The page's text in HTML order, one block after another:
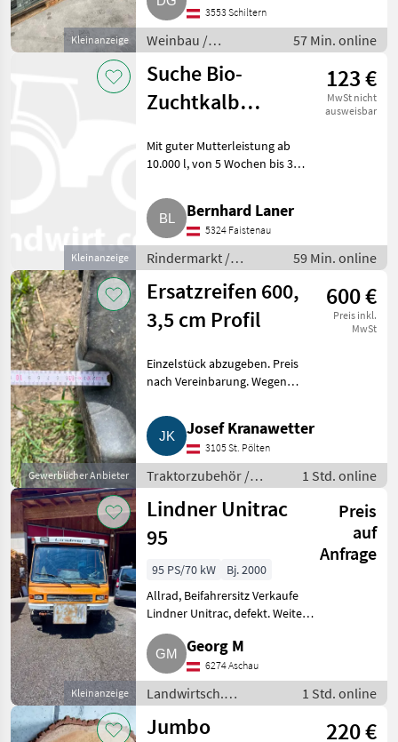
Kleinanzeige
3553 Schiltern
Weinbau /
Kellereimaschinen
57 Min. online
Kleinanzeige
Suche Bio-
Zuchtkalb
123 €
MwSt nicht
ausweisbar
Mit guter Mutterleistung ab
10.000 l, von 5 Wochen bis 3
Kälber
Bernhard Laner
5324 Faistenau
Rindermarkt /
Fleckvieh Kälber
59 Min. online
Gewerblicher Anbieter
Ersatzreifen 600,
3,5 cm Profil
600 €
Preis inkl.
MwSt
Einzelstück abzugeben. Preis
nach Vereinbarung. Wegen
Reserve. Traktorzubehör
Sonstiges Traktorzubehör
Josef Kranawetter
3105 St. Pölten
Traktorzubehör /
Sonstiges
Traktorzubehör
1 Std. online
Kleinanzeige
Lindner Unitrac
95
Preis
auf
Anfrage
95 PS/70 kW
Bj. 2000
Allrad, Beifahrersitz Verkaufe
Lindner Unitrac, defekt. Weiters
auf Anfrage. Landwirtsch.
Motorfahrzeuge Transporter
und Motorkarren
Georg M
6274 Aschau
Landwirtsch.
Motorfahrzeuge /
Transporter und
1 Std. online
Jumbo
220 €